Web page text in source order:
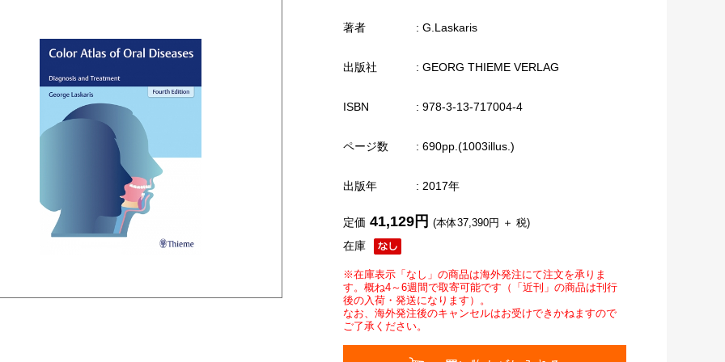
著者 : G.Laskaris
出版社 : GEORG THIEME VERLAG
ISBN : 978-3-13-717004-4
ページ数 : 690pp.(1003illus.)
出版年 : 2017年
在庫
定価 41,129円 (本体37,390円 ＋ 税)
※在庫表示「なし」の商品は海外発注にて注文を承りま
す。概ね4～6週間で取寄可能です（「近刊」の商品は刊行
後の入荷・発送になります）。
なお、海外発注後のキャンセルはお受けできかねますので
ご了承ください。